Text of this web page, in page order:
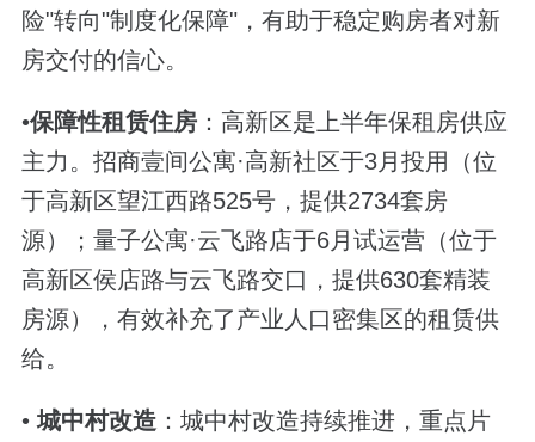
险"转向"制度化保障"，有助于稳定购房者对新
房交付的信心。
•保障性租赁住房：高新区是上半年保租房供应
主力。招商壹间公寓·高新社区于3月投用（位
于高新区望江西路525号，提供2734套房
源）；量子公寓·云飞路店于6月试运营（位于
高新区侯店路与云飞路交口，提供630套精装
房源），有效补充了产业人口密集区的租赁供
给。
•城中村改造：城中村改造持续推进，重点片